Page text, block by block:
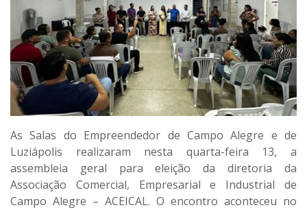
As Salas do Empreendedor de Campo Alegre e de
Luziápolis realizaram nesta quarta-feira 13, a
assembleia geral para eleição da diretoria da
Associação Comercial, Empresarial e Industrial de
Campo Alegre – ACEICAL. O encontro aconteceu no